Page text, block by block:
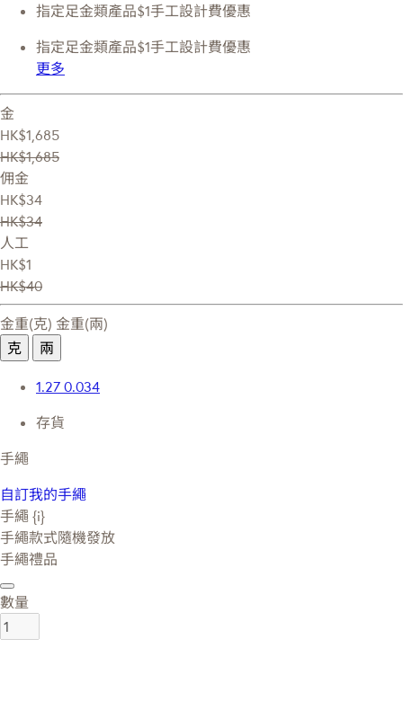
指定足金類產品$1手工設計費優惠
指定足金類產品$1手工設計費優惠
更多
金
HK$1,685
HK$1,685
佣金
HK$34
HK$34
人工
HK$1
HK$40
金重(克) 金重(兩)
克
兩
1.27 0.034
存貨
手繩
自訂我的手繩
手繩 {i}
手繩款式隨機發放
手繩禮品
數量